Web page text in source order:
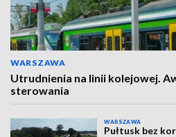
WARSZAWA
Utrudnienia na linii kolejowej.
sterowania
WARSZAWA
Pułtusk bez